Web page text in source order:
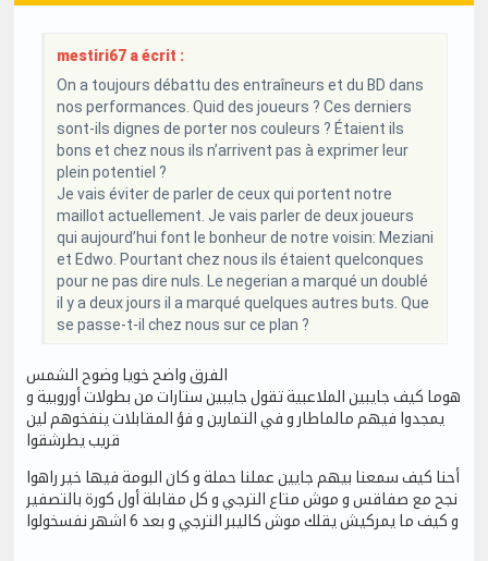
mestiri67 a écrit :
On a toujours débattu des entraîneurs et du BD dans
nos performances. Quid des joueurs ? Ces derniers
sont-ils dignes de porter nos couleurs ? Étaient ils
bons et chez nous ils n’arrivent pas à exprimer leur
plein potentiel ?
Je vais éviter de parler de ceux qui portent notre
maillot actuellement. Je vais parler de deux joueurs
qui aujourd’hui font le bonheur de notre voisin: Meziani
et Edwo. Pourtant chez nous ils étaient quelconques
pour ne pas dire nuls. Le negerian a marqué un doublé
il y a deux jours il a marqué quelques autres buts. Que
se passe-t-il chez nous sur ce plan ?
الفرق واضح خويا وضوح الشمس
هوما كيف جايبين الملاعبية تقول جايبين ستارات من بطولات أوروبية و
يمجدوا فيهم مالماطار و في التمارين و فؤ المقابلات ينفخوهم لين
قريب يطرشقوا
أحنا كيف سمعنا بيهم جايين عملنا حملة و كان البومة فيها خير راهوا
نجح مع صفاقس و موش متاع الترجي و كل مقابلة أول كورة بالتصفير
و كيف ما يمركيش يقلك موش كاليبر الترجي و بعد 6 اشهر نفسخولوا